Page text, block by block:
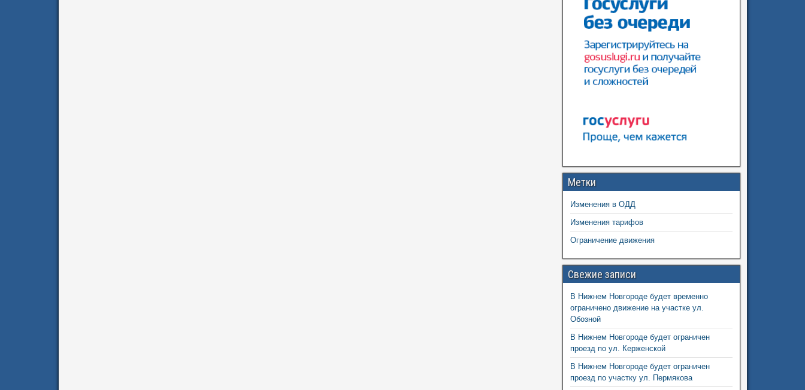
Метки
Изменения в ОДД
Изменения тарифов
Ограничение движения
Свежие записи
В Нижнем Новгороде будет временно
ограничено движение на участке ул.
Обозной
В Нижнем Новгороде будет ограничен
проезд по ул. Керженской
В Нижнем Новгороде будет ограничен
проезд по участку ул. Пермякова